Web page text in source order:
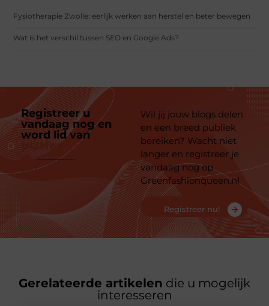
Fysiotherapie Zwolle: eerlijk werken aan herstel en beter bewegen
Wat is het verschil tussen SEO en Google Ads?
Registreer u
vandaag nog en
word lid van
platform
Wil jij jouw blogs delen
en een breed publiek
bereiken? Wacht niet
langer en registreer je
vandaag nog op
Greenfashionqueen.nl
Registreer nu!
Gerelateerde artikelen die u mogelijk
interesseren